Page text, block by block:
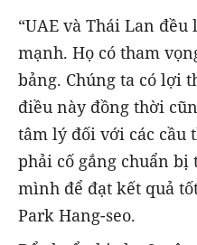
“UAE và Thái Lan
mạnh. Họ có tham
bảng. Chúng ta có lợi
điều này đồng thời
tâm lý đối với các cầu
phải cố gắng chuẩn bị
mình để đạt kết quả
Park Hang-seo.